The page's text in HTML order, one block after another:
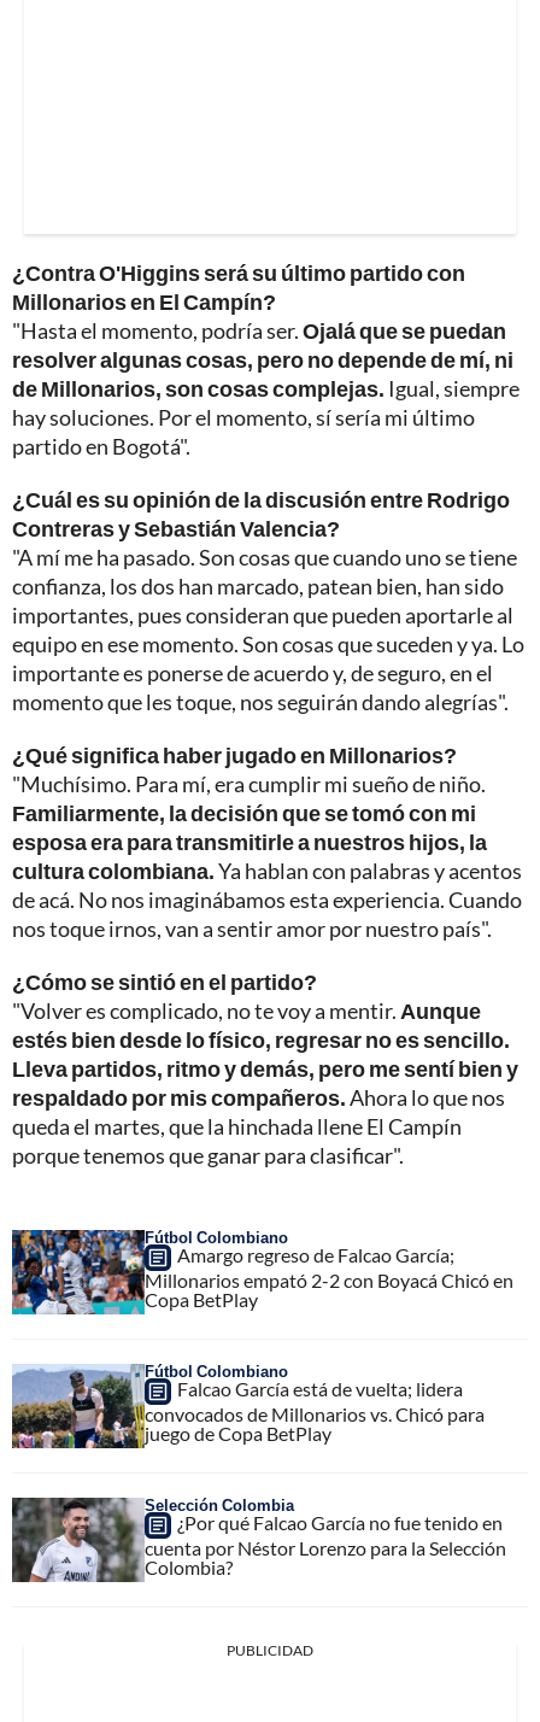
¿Contra O'Higgins será su último partido con
Millonarios en El Campín?
"Hasta el momento, podría ser.Ojalá que se puedan
resolver algunas cosas, pero no depende de mí, ni
de Millonarios, son cosas complejas. Igual, siempre
hay soluciones. Por el momento, sí sería mi último
partido en Bogotá".
¿Cuál es su opinión de la discusión entre Rodrigo
Contreras y Sebastián Valencia?
"A mí me ha pasado. Son cosas que cuando uno se tiene
confianza, los dos han marcado, patean bien, han sido
importantes, pues consideran que pueden aportarle al
equipo en ese momento. Son cosas que suceden y ya. Lo
importante es ponerse de acuerdo y, de seguro, en el
momento que les toque, nos seguirán dando alegrías".
¿Qué significa haber jugado en Millonarios?
"Muchísimo. Para mí, era cumplir mi sueño de niño.
Familiarmente, la decisión que se tomó con mi
esposa era para transmitirle a nuestros hijos, la
cultura colombiana.Ya hablan con palabras y acentos
de acá. No nos imaginábamos esta experiencia. Cuando
nos toque irnos, van a sentir amor por nuestro país".
¿Cómo se sintió en el partido?
"Volver es complicado, no te voy a mentir. Aunque
estés bien desde lo físico, regresar no es sencillo.
Lleva partidos, ritmo y demás, pero me sentí bien y
respaldado por mis compañeros.Ahora lo que nos
queda el martes, que la hinchada llene El Campín
porque tenemos que ganar para clasificar".
Fútbol Colombiano
Amargo regreso de Falcao García;
Millonarios empató 2-2 con Boyacá Chicó en
Copa BetPlay
Fútbol Colombiano
Falcao García está de vuelta; lidera
convocados de Millonarios vs. Chicó para
juego de Copa BetPlay
Selección Colombia
¿Por qué Falcao García no fue tenido en
cuenta por Néstor Lorenzo para la Selección
Colombia?
PUBLICIDAD